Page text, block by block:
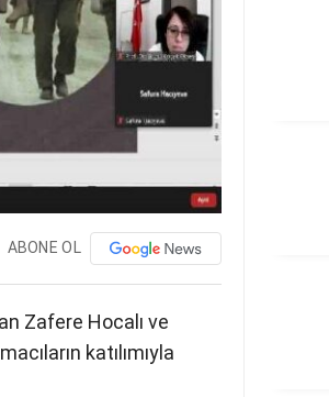
ABONE OL
Zafere Hocalı ve
katılımıyla